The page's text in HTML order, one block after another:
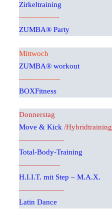
Zirkeltraining
—————-
ZUMBA® Party
Mittwoch
ZUMBA® workout
—————–
BOXFitness
Donnerstag
Move & Kick /Hybridtraining
——————
Total-Body-Training
—————–
H.I.I.T. mit Step – M.A.X.
——————
Latin Dance